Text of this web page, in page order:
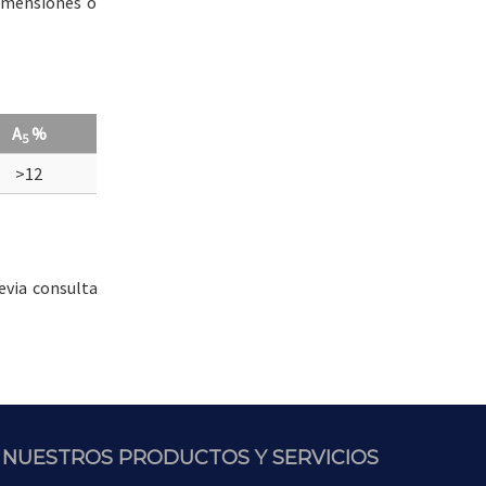
A5%
>12
consulta
NUESTROS PRODUCTOS Y SERVICIOS